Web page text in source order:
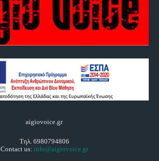
aigiovoice.gr
Τηλ. 6980794806
Contact us: info@aigiovoice.gr